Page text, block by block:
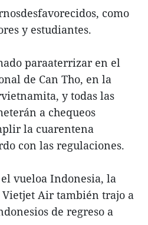
como
y estudiantes.
paraaterrizar en el
de Can Tho, en la
y todas las
a chequeos
la cuarentena
con las regulaciones.
vueloa Indonesia, la
Air también trajo a
de regreso a